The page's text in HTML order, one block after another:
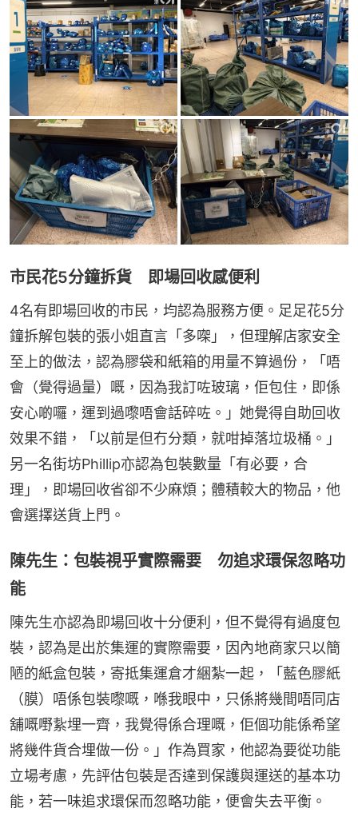
市民花5分鐘拆貨 即場回收感便利
4名有即場回收的市民，均認為服務方便。足足花5分
鐘拆解包裝的張小姐直言「多㗎」，但理解店家安全
至上的做法，認為膠袋和紙箱的用量不算過份，「唔
會（覺得過量）嘅，因為我訂咗玻璃，佢包住，即係
安心啲囉，運到過嚟唔會話碎咗。」她覺得自助回收
效果不錯，「以前是但冇分類，就咁掉落垃圾桶。」
另一名街坊Phillip亦認為包裝數量「有必要，合
理」，即場回收省卻不少麻煩；體積較大的物品，他
會選擇送貨上門。
陳先生：包裝視乎實際需要 勿追求環保忽略功
能
陳先生亦認為即場回收十分便利，但不覺得有過度包
裝，認為是出於集運的實際需要，因內地商家只以簡
陋的紙盒包裝，寄抵集運倉才綑紮一起，「藍色膠紙
（膜）唔係包裝嚟嘅，喺我眼中，只係將幾間唔同店
舖嘅嘢紥埋一齊，我覺得係合理嘅，佢個功能係希望
將幾件貨合埋做一份。」作為買家，他認為要從功能
立場考慮，先評估包裝是否達到保護與運送的基本功
能，若一味追求環保而忽略功能，便會失去平衡。